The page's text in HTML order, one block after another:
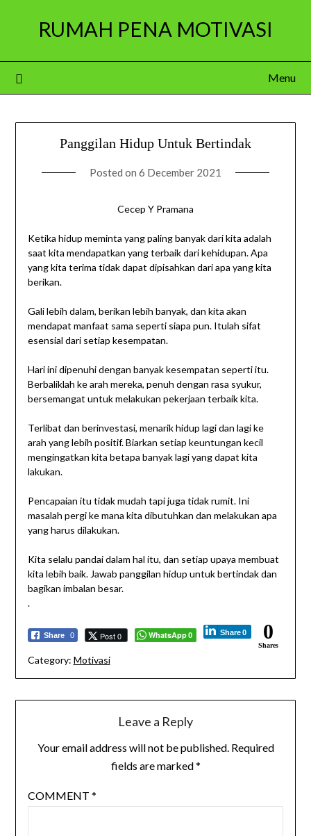
RUMAH PENA MOTIVASI
Menu
Panggilan Hidup Untuk Bertindak
Posted on 6 December 2021
Cecep Y Pramana
Ketika hidup meminta yang paling banyak dari kita adalah
saat kita mendapatkan yang terbaik dari kehidupan. Apa
yang kita terima tidak dapat dipisahkan dari apa yang kita
berikan.
Gali lebih dalam, berikan lebih banyak, dan kita akan
mendapat manfaat sama seperti siapa pun. Itulah sifat
esensial dari setiap kesempatan.
Hari ini dipenuhi dengan banyak kesempatan seperti itu.
Berbaliklah ke arah mereka, penuh dengan rasa syukur,
bersemangat untuk melakukan pekerjaan terbaik kita.
Terlibat dan berinvestasi, menarik hidup lagi dan lagi ke
arah yang lebih positif. Biarkan setiap keuntungan kecil
mengingatkan kita betapa banyak lagi yang dapat kita
lakukan.
Pencapaian itu tidak mudah tapi juga tidak rumit. Ini
masalah pergi ke mana kita dibutuhkan dan melakukan apa
yang harus dilakukan.
Kita selalu pandai dalam hal itu, dan setiap upaya membuat
kita lebih baik. Jawab panggilan hidup untuk bertindak dan
bagikan imbalan besar.
.
Share 0 Post 0 WhatsApp 0 Share 0 0
Shares
Category: Motivasi
Leave a Reply
Your email address will not be published. Required
fields are marked*
COMMENT *